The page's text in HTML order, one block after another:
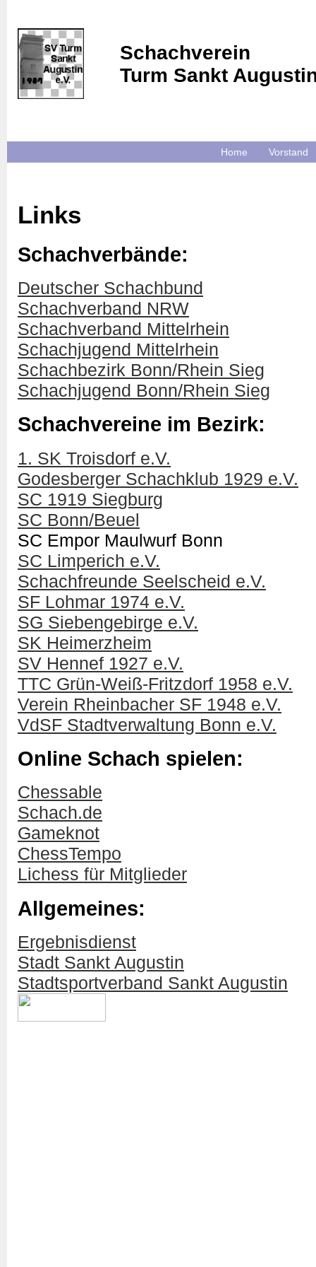
Schachverein
Turm Sankt
Vorstand
Home
Links
Schachverbände:
Deutscher Schachbund
Schachverband NRW
Schachverband Mittelrhein
Schachjugend Mittelrhein
Schachbezirk Bonn/Rhein Sieg
Schachjugend Bonn/Rhein Sieg
Schachvereine im Bezirk:
1. SK Troisdorf e.V.
Godesberger Schachklub 1929 e.V.
SC 1919 Siegburg
SC Bonn/Beuel
SC Empor Maulwurf Bonn
SC Limperich e.V.
Schachfreunde Seelscheid e.V.
SF Lohmar 1974 e.V.
SG Siebengebirge e.V.
SK Heimerzheim
SV Hennef 1927 e.V.
TTC Grün-Weiß-Fritzdorf 1958 e.V.
Verein Rheinbacher SF 1948 e.V.
VdSF Stadtverwaltung Bonn e.V.
Online Schach spielen:
Chessable
Schach.de
Gameknot
ChessTempo
Lichess für Mitglieder
Allgemeines:
Ergebnisdienst
Stadt Sankt Augustin
Stadtsportverband Sankt Augustin